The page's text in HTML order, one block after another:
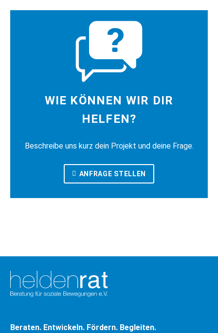
WIE KÖNNEN WIR DIR
HELFEN?
Beschreibe uns kurz dein Projekt und deine Frage.
ANFRAGE STELLEN
Beraten. Entwickeln. Fördern. Begleiten.